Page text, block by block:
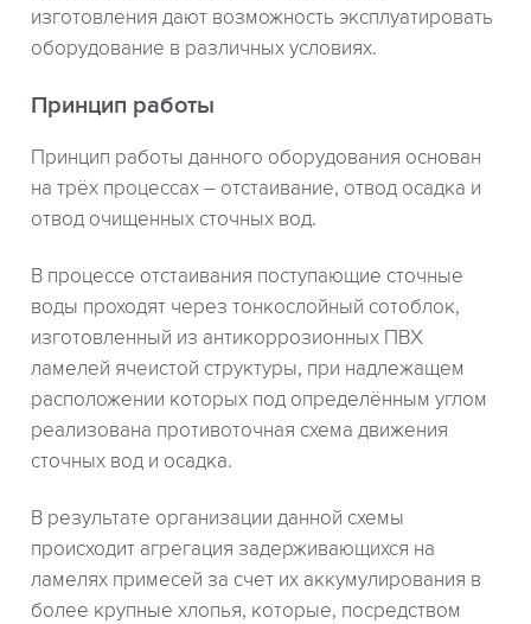
изготовления дают возможность эксплуатировать
оборудование в различных условиях.
Принцип работы
Принцип работы данного оборудования основан
на трёх процессах – отстаивание, отвод осадка и
отвод очищенных сточных вод.
В процессе отстаивания поступающие сточные
воды проходят через тонкослойный сотоблок,
изготовленный из антикоррозионных ПВХ
ламелей ячеистой структуры, при надлежащем
расположении которых под определённым углом
реализована противоточная схема движения
сточных вод и осадка.
В результате организации данной схемы
происходит агрегация задерживающихся на
ламелях примесей за счет их аккумулирования в
более крупные хлопья, которые, посредством